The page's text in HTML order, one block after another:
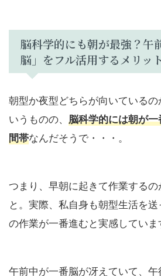
脳科学的にも朝が最強？午
脳」をフル活用するメリット
朝型か夜型どちらが向いている
いうものの、 脳科学的には朝が
間帯なんだそうで・・・。
つまり、早朝に起きて作業するの
と。実際、私自身も朝型生活を
の作業が一番進むと実感していま
午前中が一番脳が冴えていて、